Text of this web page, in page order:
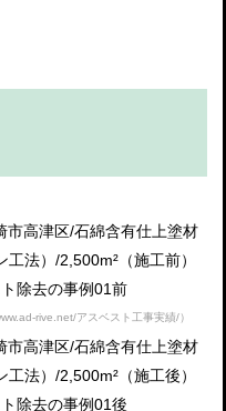
市高津区/石綿含有仕上塗材
法）/2,500m²（施工前）
rive.net/アスベスト工事実績/）
市高津区/石綿含有仕上塗材
法）/2,500m²（施工後）